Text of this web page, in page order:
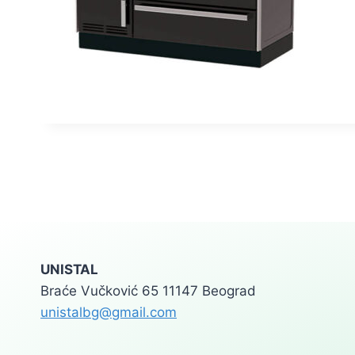
UNISTAL
Braće Vučković 65 11147 Beograd
unistalbg@gmail.com